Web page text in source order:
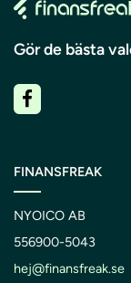
Gör de bästa
FINANSFREAK
NYOICO AB
556900-5043
hej@finansfreak.se